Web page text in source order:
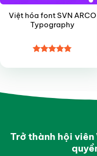
Việt hóa font SVN ARCO
Typography
hạng4.85
Trở thành hội viên